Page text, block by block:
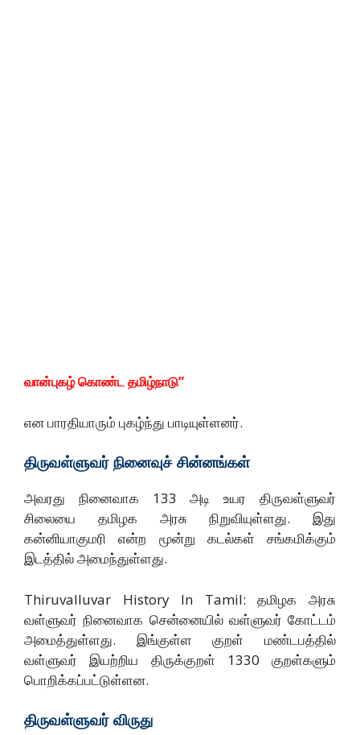
வான்புகழ் கொண்ட தமிழ்நாடு”
என பாரதியாரும் புகழ்ந்து பாடியுள்ளனர்.
திருவள்ளுவர் நினைவுச் சின்னங்கள்
அவரது நினைவாக 133 அடி உயர திருவள்ளுவர்
சிலையை தமிழக அரசு நிறுவியுள்ளது. இது
கன்னியாகுமரி என்ற மூன்று கடல்கள் சங்கமிக்கும்
இடத்தில் அமைந்துள்ளது.
Thiruvalluvar History In Tamil: தமிழக அரசு
வள்ளுவர் நினைவாக சென்னையில் வள்ளுவர் கோட்டம்
அமைத்துள்ளது. இங்குள்ள குறள் மண்டபத்தில்
வள்ளுவர் இயற்றிய திருக்குறள் 1330 குறள்களும்
பொறிக்கப்பட்டுள்ளன.
திருவள்ளுவர் விருது